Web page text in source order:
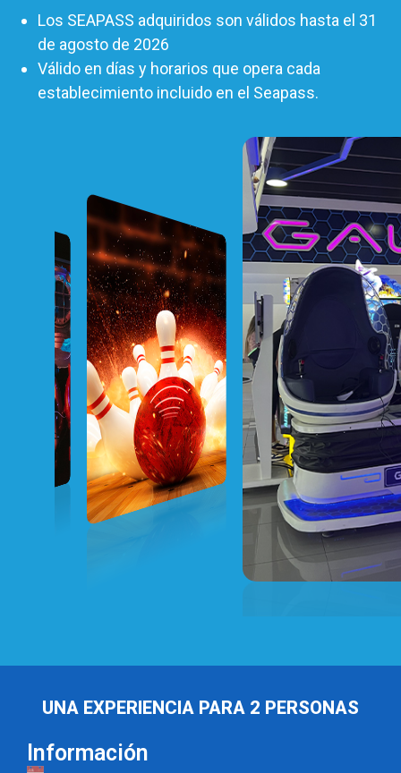
Los SEAPASS adquiridos son válidos hasta el 31
de agosto de 2026
Válido en días y horarios que opera cada
establecimiento incluido en el Seapass.
UNA EXPERIENCIA PARA 2 PERSONAS
Información